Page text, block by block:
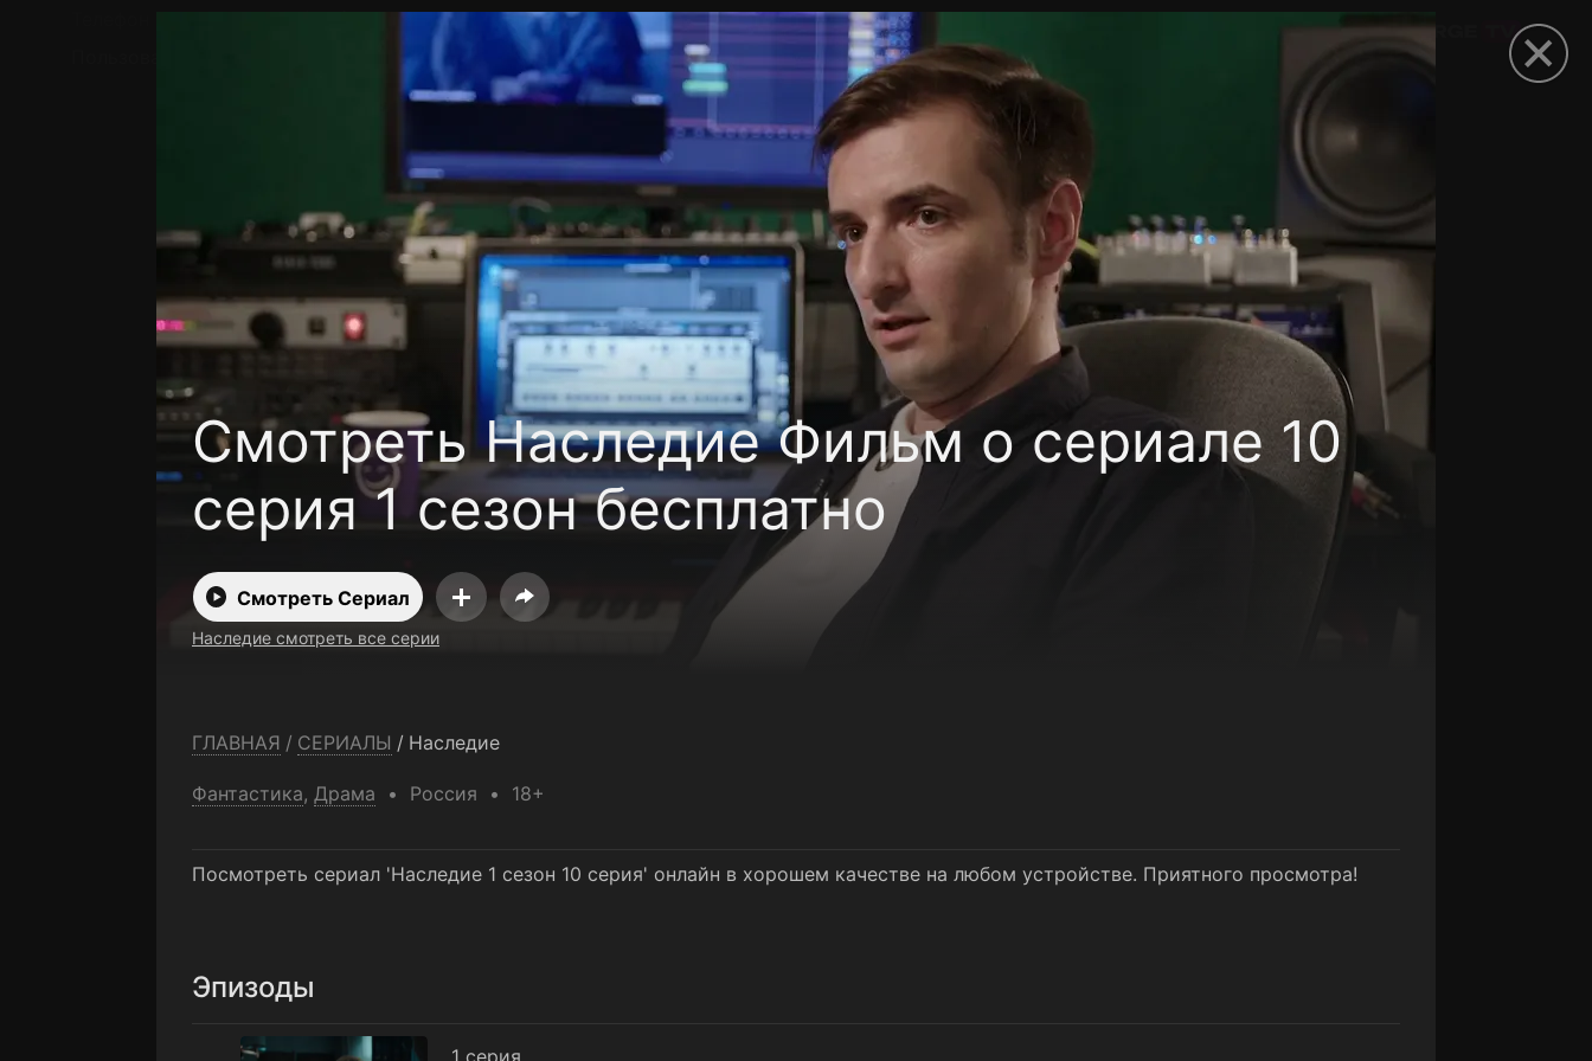
Смотреть Наследие Фильм о сериале 10
серия 1 сезон бесплатно
Смотреть Сериал
Наследие смотреть все серии
ГЛАВНАЯ / СЕРИАЛЫ / Наследие
Фантастика, Драма Россия 18+
Посмотреть сериал 'Наследие 1 сезон 10 серия' онлайн в хорошем качестве на любом устройстве. Приятного просмотра!
Эпизоды
1 серия
1 серия
Телефон поддержки:+7 (727) 323 10 92
Политика конфиденциальности Открыть приложение Ввести промокод